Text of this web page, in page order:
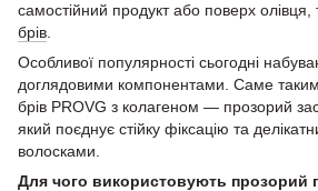
самостійний продукт або поверх олівця,
брів
Особливої популярності сьогодні
доглядовими компонентами. Саме
брів PROVG з колагеном — прозорий
який поєднує стійку фіксацію та
волосками.
Для чого використовують прозорий